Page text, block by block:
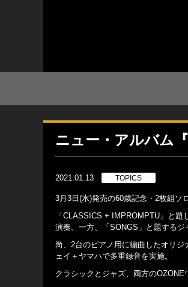
ニュー・アルバム
2021.01.13 TOPICS
3月3日(水)発売の60歳記念・2枚組ソ
「CLASSICS + IMPROMPTU」と
演奏。一方、「SONGS」と題する
尚、2台のピアノ用に編曲したオリ
ェイ＋ヤマハで多重録音を実施。
クラシックとジャズ、両方の